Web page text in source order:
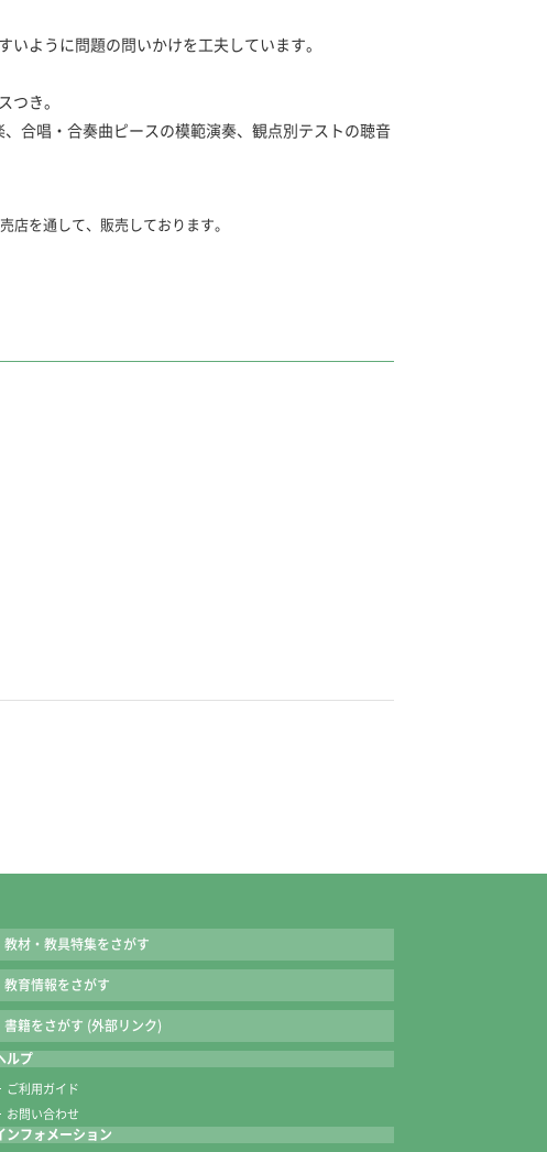
ように問題の問いかけを工夫しています。
つき。
合唱・合奏曲ピースの模範演奏、観点別テストの聴音
店を通して、販売しております。
教材・教具特集をさがす
教育情報をさがす
書籍をさがす (外部リンク)
ルプ
ご利用ガイド
お問い合わせ
ンフォメーション